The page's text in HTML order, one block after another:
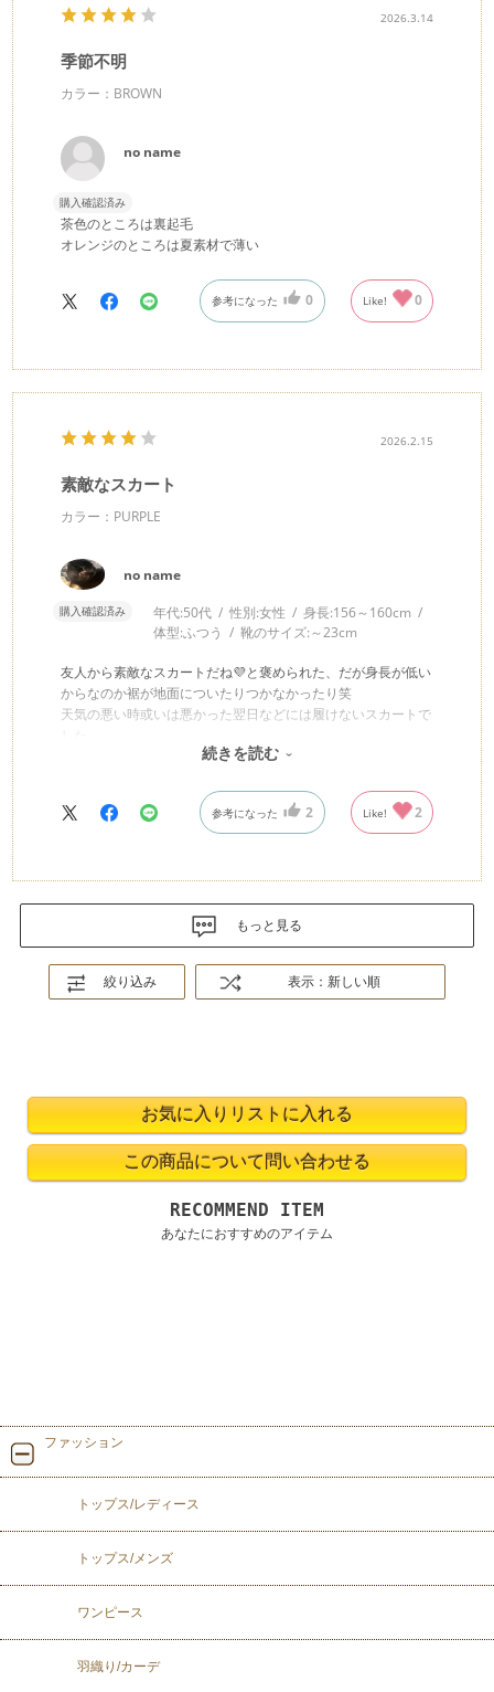
2026.3.14
季節不明
カラー：BROWN
no name
購入確認済み
茶色のところは裏起毛
オレンジのところは夏素材で薄い
参考になった 0 Like! 0
2026.2.15
素敵なスカート
カラー：PURPLE
no name
購入確認済み 年代:50代 性別:女性 身長:156～160cm
体型:ふつう 靴のサイズ:～23cm
友人から素敵なスカートだね💜と褒められた、だが身長が低い
からなのか裾が地面についたりつかなかったり笑
天気の悪い時或いは悪かった翌日などには履けないスカートで
でもでも私的には気に入ってます。
続きを読む
参考になった 2 Like! 2
もっと見る
絞り込み 表示：新しい順
RECOMMEND ITEM
あなたにおすすめのアイテム
ファッション
トップス/レディース
トップス/メンズ
ワンピース
羽織り/カーデ